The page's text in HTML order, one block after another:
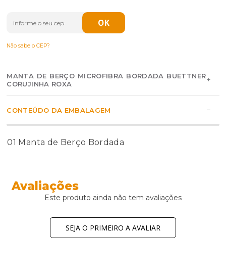
Não sabe o CEP?
CONTEÚDO DA EMBALAGEM
MANTA DE BERÇO MICROFIBRA BORDADA BUETTNER
CORUJINHA ROXA
01 Manta de Berço Bordada
Avaliações
Este produto ainda não tem avaliações
SEJA O PRIMEIRO A AVALIAR